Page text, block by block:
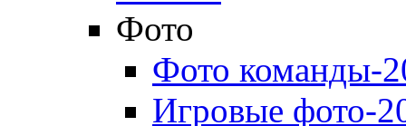
Фото
Фото команды-
Игровые фото-